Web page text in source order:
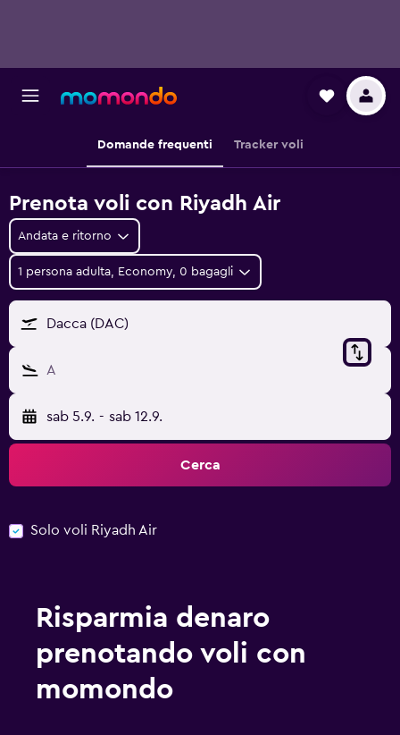
Domande frequenti Tracker voli
Prenota voli con Riyadh Air
Andata e ritorno
1 persona adulta, Economy, 0 bagagli
Dacca (DAC)
A
sab 5.9. - sab 12.9.
Cerca
Solo voli Riyadh Air
Risparmia denaro
prenotando voli con
momondo